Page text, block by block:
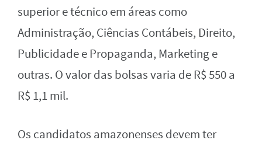
superior e técnico em áreas como
Administração, Ciências Contábeis, Direito,
Publicidade e Propaganda, Marketing e
outras. O valor das bolsas varia de R$ 550 a
R$ 1,1 mil.
Os candidatos amazonenses devem ter